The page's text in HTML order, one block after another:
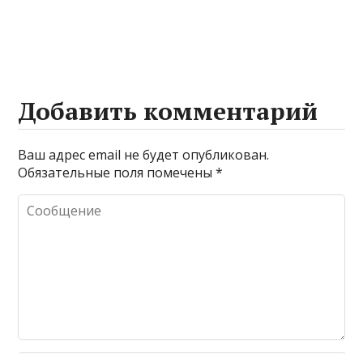
Добавить комментарий
Ваш адрес email не будет опубликован.
Обязательные поля помечены*